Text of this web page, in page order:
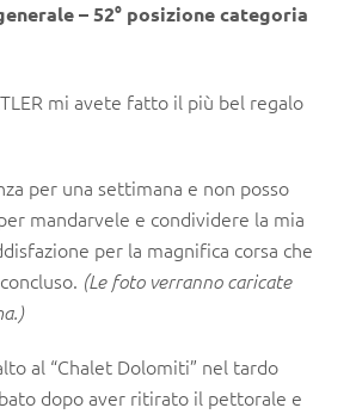
– 52° posizione categoria
mi avete fatto il più bel regalo
per una settimana e non posso
mandarvele e condividere la mia
per la magnifica corsa che
(Le foto verranno caricate
al “Chalet Dolomiti” nel tardo
dopo aver ritirato il pettorale e